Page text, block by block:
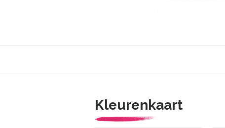
Kleurenkaart